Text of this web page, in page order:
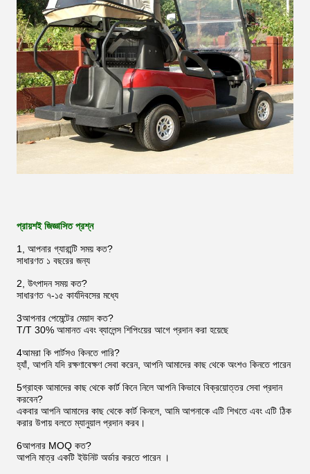
প্রায়শই জিজ্ঞাসিত প্রশ্ন
1, আপনার গ্যারান্টি সময় কত?
সাধারণত ১ বছরের জন্য
2, উৎপাদন সময় কত?
সাধারণত ৭-১৫ কার্যদিবসের মধ্যে
3আপনার পেমেন্টের মেয়াদ কত?
T/T 30% আমানত এবং ব্যালেন্স শিপিংয়ের আগে প্রদান করা হয়েছে
4আমরা কি পার্টসও কিনতে পারি?
হ্যাঁ, আপনি যদি রক্ষণাবেক্ষণ সেবা করেন, আপনি আমাদের কাছ থেকে অংশও কিনতে পারেন
5গ্রাহক আমাদের কাছ থেকে কার্ট কিনে নিলে আপনি কিভাবে বিক্রয়োত্তর সেবা প্রদান
করবেন?
একবার আপনি আমাদের কাছ থেকে কার্ট কিনলে, আমি আপনাকে এটি শিখতে এবং এটি ঠিক
করার উপায় বলতে ম্যানুয়াল প্রদান করব।
6আপনার MOQ কত?
আপনি মাত্র একটি ইউনিট অর্ডার করতে পারেন ।